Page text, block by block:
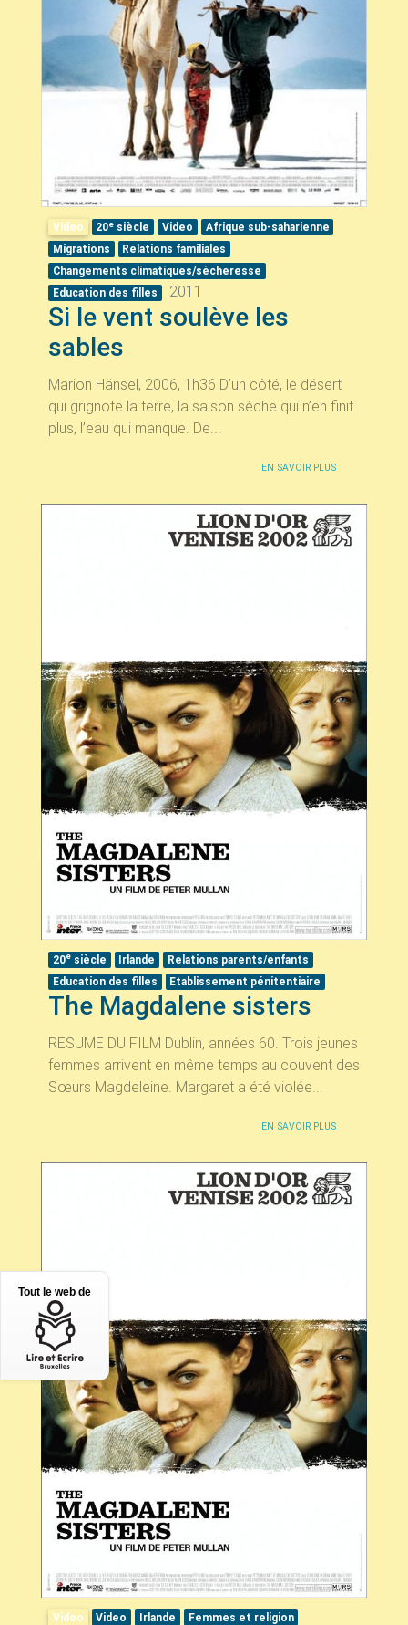
Video 20e siècle Video
Afrique sub-saharienne
Migrations
Relations familiales
Changements climatiques/sécheresse
Education des filles
2011
Si le vent soulève les
sables
Marion Hänsel, 2006, 1h36 D’un côté, le désert
qui grignote la terre, la saison sèche qui n’en finit
plus, l’eau qui manque. De...
EN SAVOIR PLUS
20esiècle Irlande
Relations parents/enfants
Education des filles
Etablissement pénitentiaire
The Magdalene sisters
RESUME DU FILM Dublin, années 60. Trois jeunes
femmes arrivent en même temps au couvent des
Sœurs Magdeleine. Margaret a été violée...
EN SAVOIR PLUS
Video Video Irlande Femmes et religion
Tout le web de